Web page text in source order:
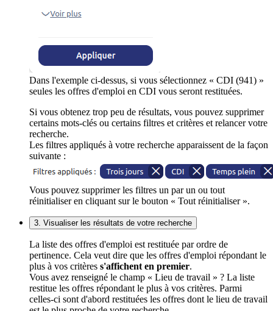
Dans l'exemple ci-dessus, si vous sélectionnez « CDI (941) »
seules les offres d'emploi en CDI vous seront restituées.
Si vous obtenez trop peu de résultats, vous pouvez supprimer
certains mots-clés ou certains filtres et critères et relancer votre
recherche.
Les filtres appliqués à votre recherche apparaissent de la façon
suivante :
Vous pouvez supprimer les filtres un par un ou tout
réinitialiser en cliquant sur le bouton « Tout réinitialiser ».
3. Visualiser les résultats de votre recherche
La liste des offres d'emploi est restituée par ordre de
pertinence. Cela veut dire que les offres d'emploi répondant le
plus à vos critères s'affichent en premier.
Vous avez renseigné le champ « Lieu de travail » ? La liste
restitue les offres répondant le plus à vos critères. Parmi
celles-ci sont d'abord restituées les offres dont le lieu de travail